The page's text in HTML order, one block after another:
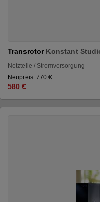
Transrotor Konstant
Netzteile / Stromversorgung
Neupreis: 770 €
580 €